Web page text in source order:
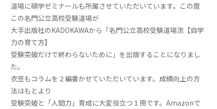
道場に碩学ゼミナールも所属させていただいています。この度
この名門公立高校受験道場が
大手出版社のKADOKAWAから「名門公立高校受験道場流【自学
力の育て方】
受験突破だけで終わらないために」を出版することになりまし
た。
衣笠もコラムを２編書かせていただいています。成績向上の方
法はもとより
受験突破と「人間力」育成に大変役立つ１冊です。Amazonで